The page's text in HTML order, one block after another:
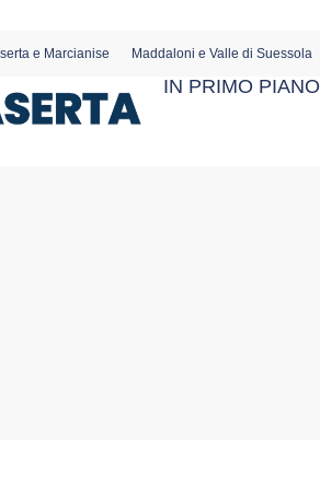
e Marcianise Maddaloni e Valle di Suessola
IN PRIMO PIANO